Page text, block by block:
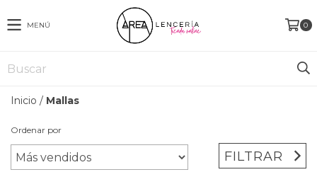
MENÚ 0
Inicio / Mallas
Ordenar por
FILTRAR